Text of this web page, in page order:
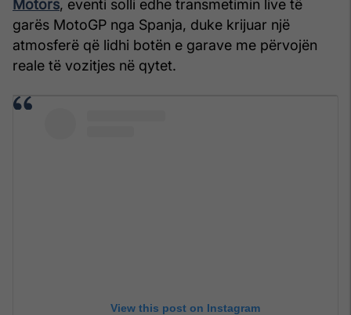
Motors, eventi solli edhe transmetimin live të
garës MotoGP nga Spanja, duke krijuar një
atmosferë që lidhi botën e garave me përvojën
reale të vozitjes në qytet.
View this post on Instagram